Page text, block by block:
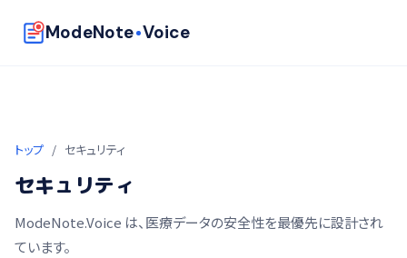
ModeNote Voice
トップ / セキュリティ
セキュリティ
ModeNote.Voice は、医療データの安全性を最優先に設計され
ています。